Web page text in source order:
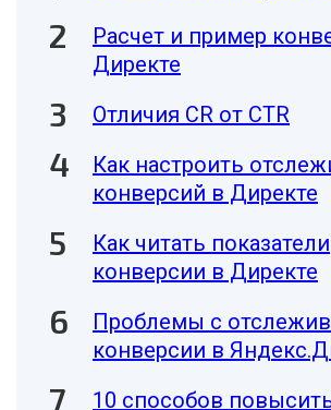
Расчет и пример
Директе
Отличия CR от CTR
Как настроить
конверсий в Директе
Как читать показатели
конверсии в Директе
Проблемы с
конверсии в
10 способов